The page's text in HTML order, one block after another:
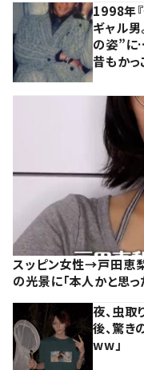
1998年
ギャル
の姿”に…
昔もかっ
スッピン女性→戸田恵
の光景に「本人かと思っ
夜、虫
後、驚き
ww」